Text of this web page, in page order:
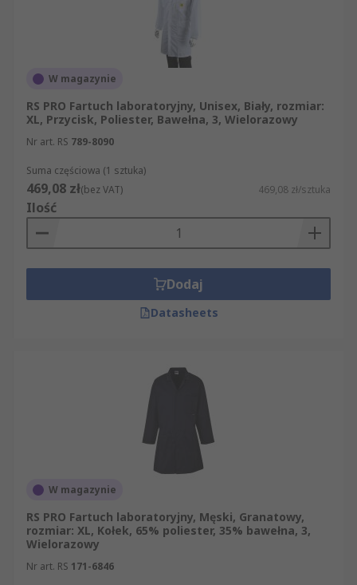
W magazynie
RS PRO Fartuch laboratoryjny, Unisex, Biały, rozmiar:
XL, Przycisk, Poliester, Bawełna, 3, Wielorazowy
Nr art. RS 789-8090
Suma częściowa (1 sztuka)
469,08 zł(bez VAT) 469,08 zł/sztuka
Ilość
Dodaj
Datasheets
W magazynie
RS PRO Fartuch laboratoryjny, Męski, Granatowy,
rozmiar: XL, Kołek, 65% poliester, 35% bawełna, 3,
Wielorazowy
Nr art. RS 171-6846